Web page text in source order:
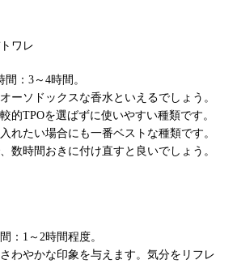
ワレ
：3～4時間。
ーソドックスな香水といえるでしょう。
的TPOを選ばずに使いやすい種類です。
れたい場合にも一番ベストな種類です。
数時間おきに付け直すと良いでしょう。
：1～2時間程度。
わやかな印象を与えます。気分をリフレ